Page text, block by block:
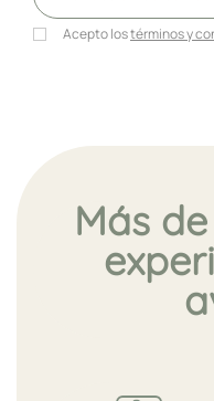
Acepto lostérminos y
Más